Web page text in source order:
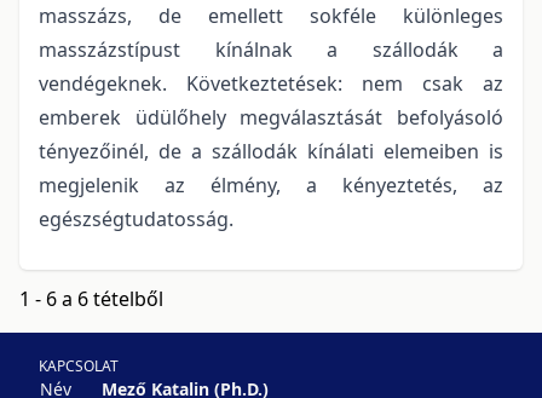
masszázs, de emellett sokféle különleges
masszázstípust kínálnak a szállodák a
vendégeknek. Következtetések: nem csak az
emberek üdülőhely megválasztását befolyásoló
tényezőinél, de a szállodák kínálati elemeiben is
megjelenik az élmény, a kényeztetés, az
egészségtudatosság.
1 - 6 a 6 tételből
KAPCSOLAT
Név Mező Katalin (Ph.D.)